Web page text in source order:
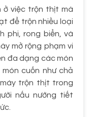
ở việc trộn thịt mà
để trộn nhiều loại
phi, rong biển, và
mở rộng phạm vi
đa dạng các món
cuốn như chả
trộn thịt trong
nấu nướng tiết